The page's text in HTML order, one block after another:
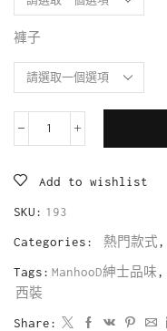
褲子
Add to wishlist
SKU: 193
Categories: 熱門款式,
Tags: ManhooD紳士品味,
西裝
Share: